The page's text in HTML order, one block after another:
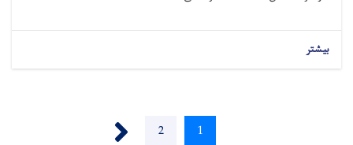
بیشتر
Current
1
Page
2